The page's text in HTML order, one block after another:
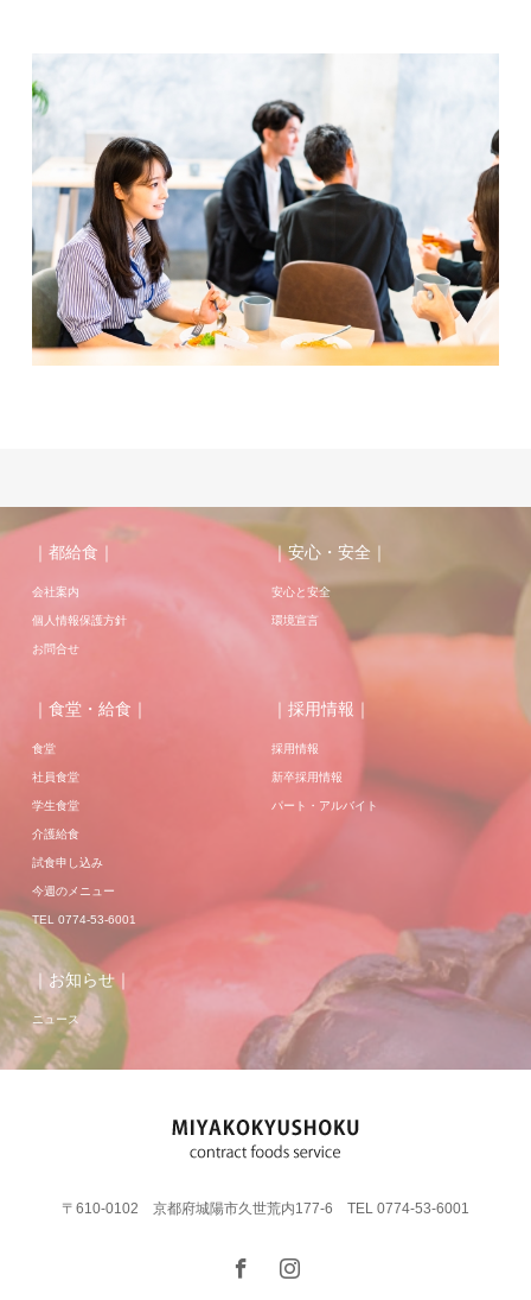
｜都給食｜
会社案内
個人情報保護方針
お問合せ
｜安心・安全｜
安心と安全
環境宣言
｜食堂・給食｜
食堂
社員食堂
学生食堂
介護給食
試食申し込み
今週のメニュー
TEL 0774-53-6001
｜採用情報｜
採用情報
新卒採用情報
パート・アルバイト
｜お知らせ｜
ニュース
〒610-0102 京都府城陽市久世荒内177-6 TEL 0774-53-6001